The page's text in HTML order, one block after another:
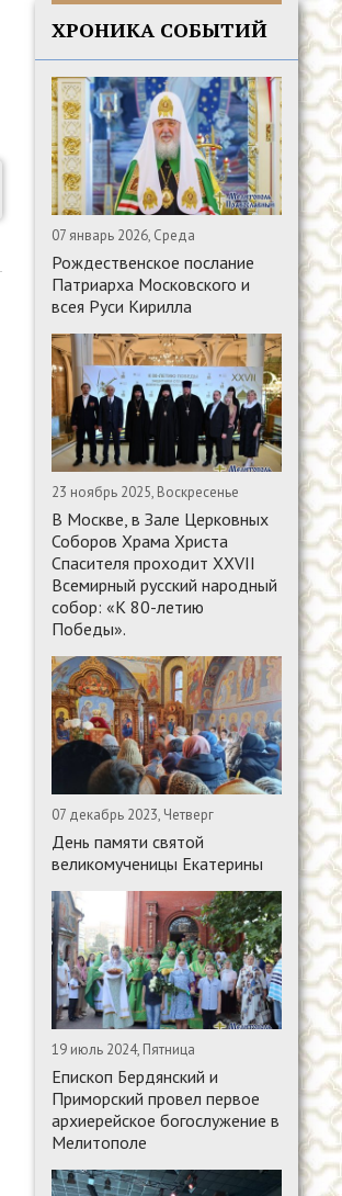
ХРОНИКА СОБЫТИЙ
07 январь 2026, Среда
Рождественское послание
Патриарха Московского и
всея Руси Кирилла
23 ноябрь 2025, Воскресенье
В Москве, в Зале Церковных
Соборов Храма Христа
Спасителя проходит XXVII
Всемирный русский народный
собор: «К 80-летию
Победы».
07 декабрь 2023, Четверг
День памяти святой
великомученицы Екатерины
19 июль 2024, Пятница
Епископ Бердянский и
Приморский провел первое
архиерейское богослужение в
Мелитополе